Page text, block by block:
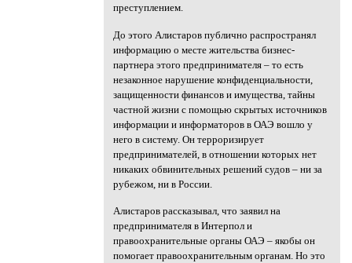
преступлением.
До этого Алистаров публично распространял
информацию о месте жительства бизнес-
партнера этого предпринимателя – то есть
незаконное нарушение конфиденциальности,
защищенности финансов и имущества, тайны
частной жизни с помощью скрытых источников
информации и информаторов в ОАЭ вошло у
него в систему. Он терроризирует
предпринимателей, в отношении которых нет
никаких обвинительных решений судов – ни за
рубежом, ни в России.
Алистаров рассказывал, что заявил на
предпринимателя в Интерпол и
правоохранительные органы ОАЭ – якобы он
помогает правоохранительным органам. Но это